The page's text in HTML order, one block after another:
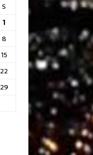
S
1
8
15
22
29